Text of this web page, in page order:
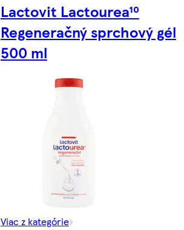
Lactovit Lactourea¹⁰
Regeneračný sprchový gél
500 ml
Viac z kategórie